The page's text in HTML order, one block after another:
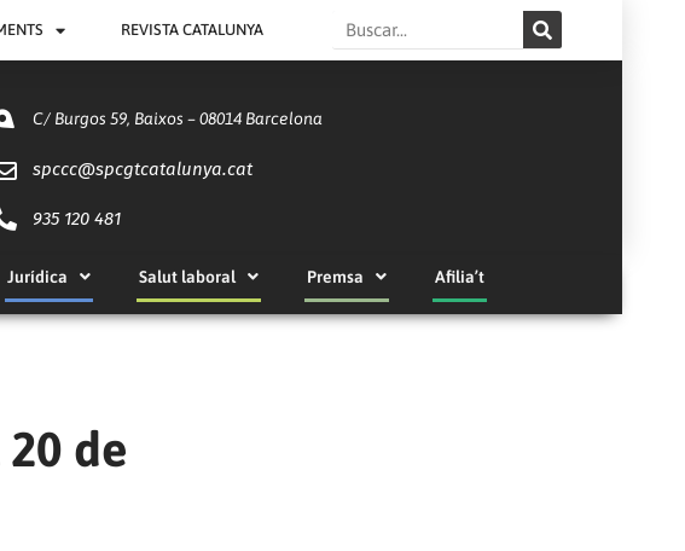
REVISTA CATALUNYA Search
C/ Burgos 59, Baixos – 08014 Barcelona
spccc@spcgtcatalunya.cat
935 120 481
Jurídica Salut laboral Premsa Afilia’t
de